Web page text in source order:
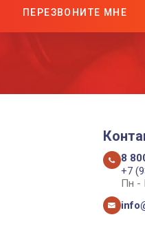
ПЕРЕЗВОНИТЕ МНЕ
8
+7
Пн -